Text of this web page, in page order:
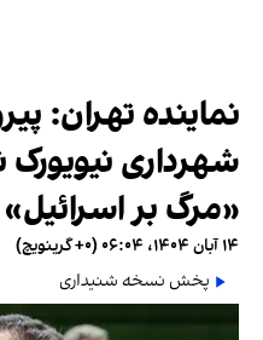
نماینده تهران:
شهرداری
«مرگ بر
۱۴ آبان ۱۴۰۴، ۰۶:۰۴ (‎+۰ گرینویچ)
پخش نسخه شنیداری